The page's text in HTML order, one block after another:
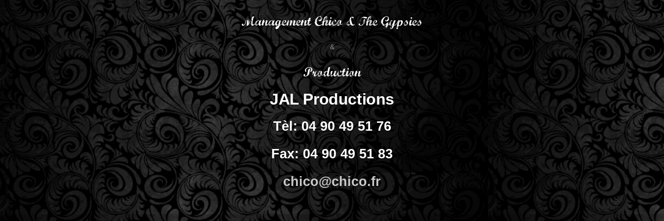
Management Chico & The Gypsies
&
Production
JAL Productions
Tèl: 04 90 49 51 76
Fax: 04 90 49 51 83
chico@chico.fr